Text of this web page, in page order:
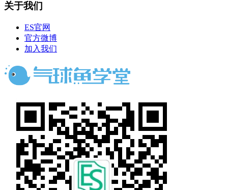
关于我们
ES官网
官方微博
加入我们